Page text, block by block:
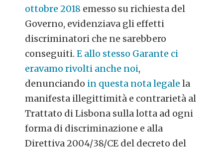
ottobre 2018 emesso su richiesta del
Governo, evidenziava gli effetti
discriminatori che ne sarebbero
conseguiti.E allo stesso Garante ci
eravamo rivolti anche noi,
denunciando in questa nota legale la
manifesta illegittimità e contrarietà al
Trattato di Lisbona sulla lotta ad ogni
forma di discriminazione e alla
Direttiva 2004/38/CE del decreto del